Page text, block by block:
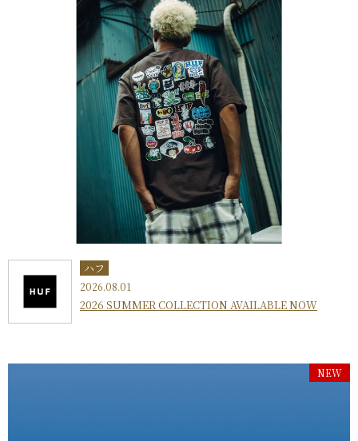
ハフ
2026.08.01
2026 SUMMER COLLECTION AVAILABLE NOW
NEW